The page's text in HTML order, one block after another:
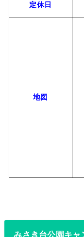
定休日
地図
みさき台公園キ